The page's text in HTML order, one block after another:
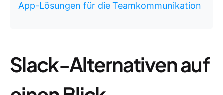
App-Lösungen für die Teamkommunikation
Slack-Alternativen auf